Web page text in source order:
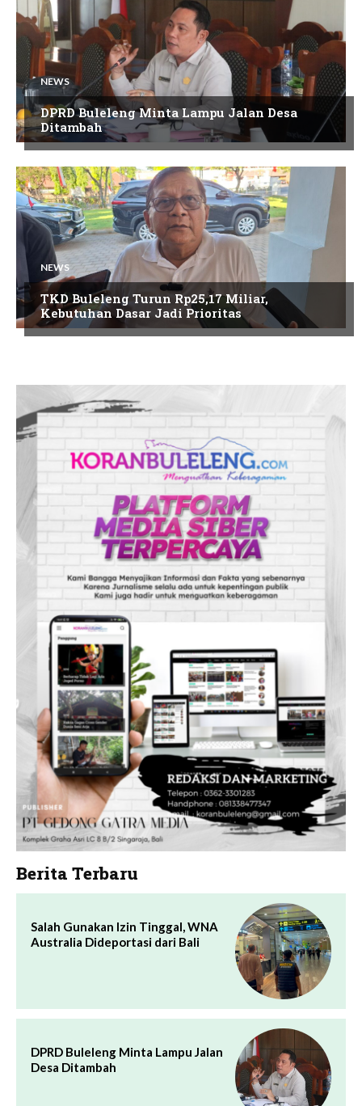
NEWS
DPRD Buleleng Minta Lampu Jalan Desa
Ditambah
NEWS
TKD Buleleng Turun Rp25,17 Miliar,
Kebutuhan Dasar Jadi Prioritas
Berita Terbaru
Salah Gunakan Izin Tinggal, WNA
Australia Dideportasi dari Bali
DPRD Buleleng Minta Lampu Jalan
Desa Ditambah